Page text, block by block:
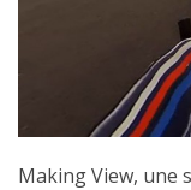
Making View, une